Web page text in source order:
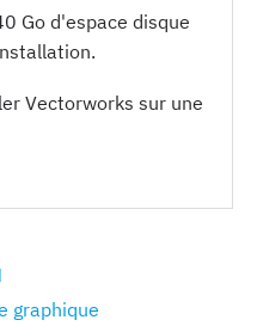
Go d'espace disque
Vectorworks sur une
graphique